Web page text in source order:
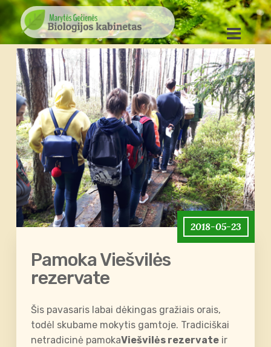
2018-05-23
Pamoka Viešvilės
rezervate
Šis pavasaris labai dėkingas gražiais orais,
todėl skubame mokytis gamtoje. Tradiciškai
netradicinė pamokaViešvilės rezervate ir